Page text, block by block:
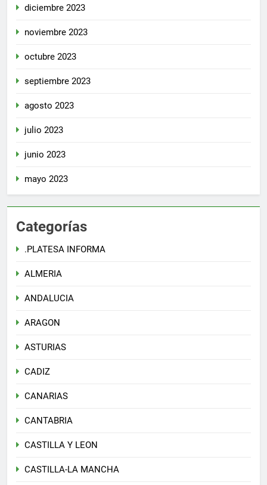
diciembre 2023
noviembre 2023
octubre 2023
septiembre 2023
agosto 2023
julio 2023
junio 2023
mayo 2023
Categorías
.PLATESA INFORMA
ALMERIA
ANDALUCIA
ARAGON
ASTURIAS
CADIZ
CANARIAS
CANTABRIA
CASTILLA Y LEON
CASTILLA-LA MANCHA